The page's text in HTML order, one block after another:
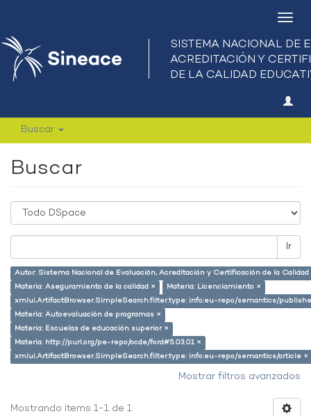
Buscar
Buscar
Ir
Autor: Sistema Nacional de Evaluación, Acreditación y Certificación de la
Materia: Aseguramiento de la calidad ×
Materia: Licenciamiento ×
xmlui.ArtifactBrowser.SimpleSearch.filter.type: info:eu-repo/semantics/
Materia: Autoevaluación de programas ×
Materia: Escuelas de educación superior ×
Materia: http://purl.org/pe-repo/ocde/ford#5.03.01 ×
xmlui.ArtifactBrowser.SimpleSearch.filter.type: info:eu-repo/semantics/article ×
Mostrar filtros avanzados
Mostrando ítems 1-1 de 1